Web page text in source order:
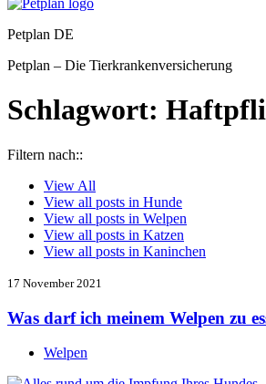
Petplan DE
Petplan – Die Tierkrankenversicherung
Schlagwort:
Filtern nach::
View All
View all posts in Hunde
View all posts in Welpen
View all posts in Katzen
View all posts in Kaninchen
17 November 2021
Was darf ich meinem Welpen zu
Welpen